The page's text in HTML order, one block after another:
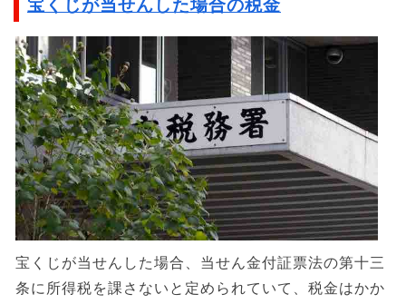
宝くじが当せんした場合の税金
宝くじが当せんした場合、当せん金付証票法の第十三
条に所得税を課さないと定められていて、税金はかか